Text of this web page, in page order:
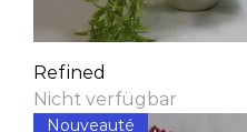
Refined
Nicht verfügbar
Nouveauté